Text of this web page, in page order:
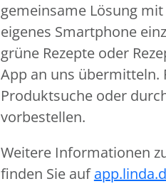
gemeinsame Lösung
eigenes Smartphone
grüne Rezepte oder
App an uns übermitteln.
Produktsuche oder
vorbestellen.
Weitere Informationen
finden Sie auf